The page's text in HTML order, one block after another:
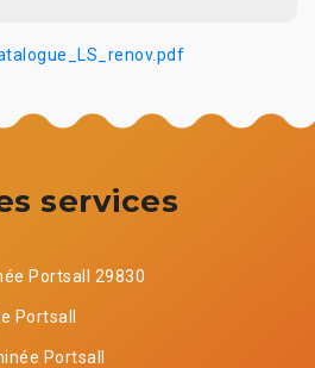
services
Portsall 29830
Portsall
Portsall